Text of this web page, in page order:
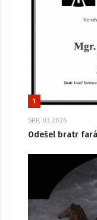
1
SRP, 03 2026
Odešel bratr